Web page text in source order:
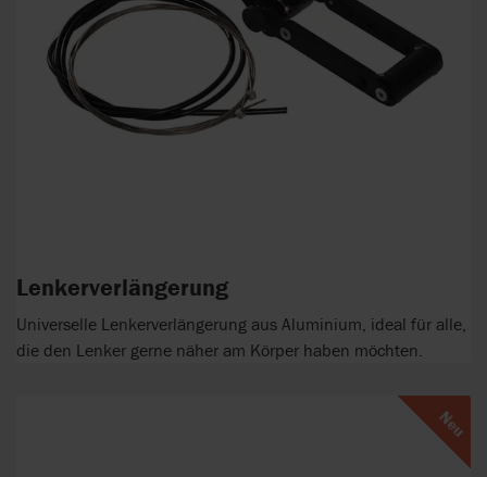
Lenkerverlängerung
Universelle Lenkerverlängerung aus Aluminium, ideal für alle,
die den Lenker gerne näher am Körper haben möchten.
Neu